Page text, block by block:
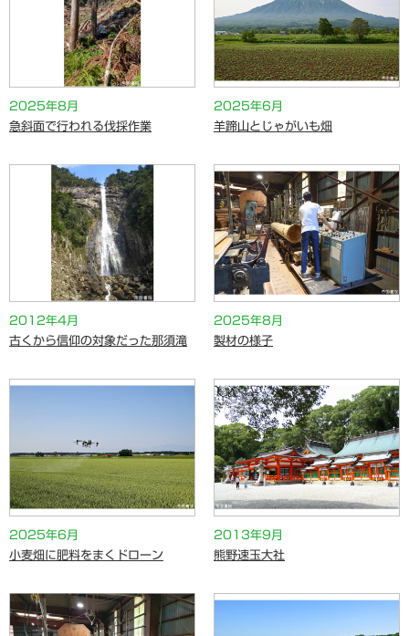
2025年8月
急斜面で行われる伐採作業
2025年6月
羊蹄山とじゃがいも畑
2012年4月
古くから信仰の対象だった那須滝
2025年8月
製材の様子
2025年6月
小麦畑に肥料をまくドローン
2013年9月
熊野速玉大社